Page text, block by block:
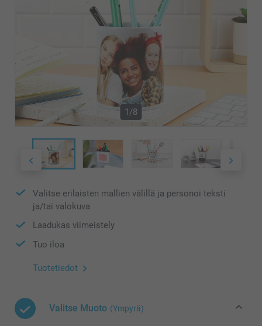
1/8
Valitse erilaisten mallien välillä ja personoi teksti
ja/tai valokuva
Laadukas viimeistely
Tuo iloa
Tuotetiedot
Valitse Muoto (Ympyrä)